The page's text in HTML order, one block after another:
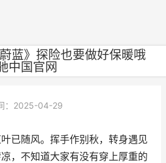
蓝》探险也要做好保暖哦
中国官网
：2025-04-29
已随风。挥手作别秋，转身遇见
，不知道大家有没有穿上厚重的